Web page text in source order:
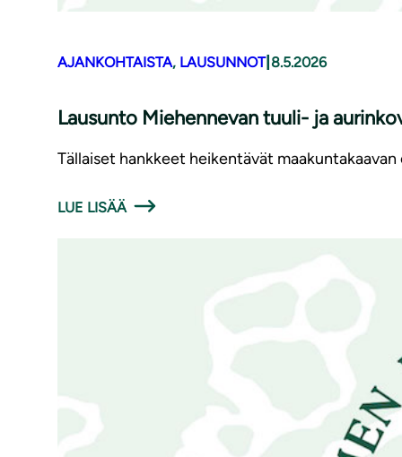
AJANKOHTAISTA, LAUSUNNOT| 8.5.2026
Lausunto Miehennevan tuuli- ja
Tällaiset hankkeet heikentävät
LUE LISÄÄ